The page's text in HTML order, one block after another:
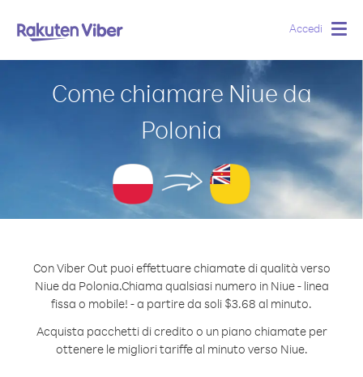
Accedi
Come chiamare Niue da
Polonia
Con Viber Out puoi effettuare chiamate di qualità verso
Niue da Polonia.Chiama qualsiasi numero in Niue - linea
fissa o mobile! - a partire da soli $3.68 al minuto.
Acquista pacchetti di credito o un piano chiamate per
ottenere le migliori tariffe al minuto verso Niue.